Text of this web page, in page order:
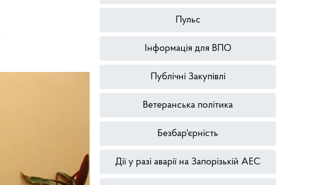
Пульс
Інформація для ВПО
Публічні Закупівлі
Ветеранська політика
Безбар'єрність
Дії у разі аварії на Запорізькій АЕС